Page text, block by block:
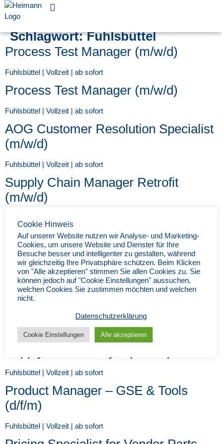
Schlagwort:Fuhlsbüttel
Process Test Manager (m/w/d)
Fuhlsbüttel | Vollzeit | ab sofort
Process Test Manager (m/w/d)
Fuhlsbüttel | Vollzeit | ab sofort
AOG Customer Resolution Specialist
(m/w/d)
Fuhlsbüttel | Vollzeit | ab sofort
Supply Chain Manager Retrofit
(m/w/d)
Business Process Manager (m/w/d)
Fuhlsbüttel | Vollzeit | ab sofort
Item Certifying Staff (m/w/d)
Fuhlsbüttel | Vollzeit | ab sofort
Supply Chain Analyst (m/w/d)
Fuhlsbüttel | Vollzeit | ab sofort
Fuhlsbüttel | Vollzeit | ab sofort
Product Manager – GSE & Tools
(d/f/m)
Fuhlsbüttel | Vollzeit | ab sofort
Cookie Hinweis
Auf unserer Website nutzen wir Analyse- und Marketing-
Cookies, um unsere Website und Dienster für Ihre
Besuche besser und intelligenter zu gestalten, während
wir gleichzeitig Ihre Privatsphäre schützen. Beim Klicken
von "Alle akzeptieren" stimmen Sie allen Cookies zu. Sie
können jedoch auf "Cookie Einstellungen" aussuchen,
welchen Cookies Sie zustimmen möchten und welchen
nicht.
Datenschutzerklärung
Cookie Einstellungen Alle akzeptieren